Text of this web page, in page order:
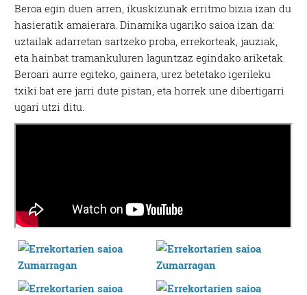
Beroa egin duen arren, ikuskizunak erritmo bizia izan du
hasieratik amaierara. Dinamika ugariko saioa izan da:
uztailak adarretan sartzeko proba, errekorteak, jauziak,
eta hainbat tramankuluren laguntzaz egindako ariketak.
Beroari aurre egiteko, gainera, urez betetako igerileku
txiki bat ere jarri dute pistan, eta horrek une dibertigarri
ugari utzi ditu.